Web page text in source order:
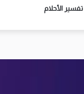
تفسير الأحلام